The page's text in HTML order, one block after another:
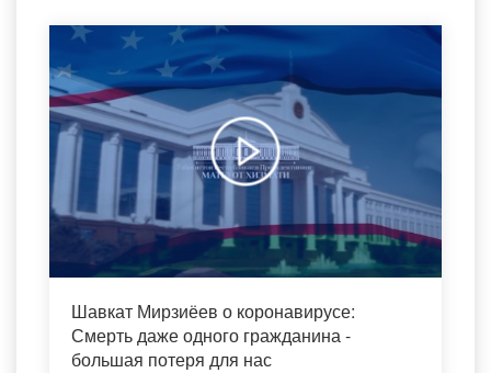
Шавкат Мирзиёев о коронавирусе:
Смерть даже одного гражданина -
большая потеря для нас